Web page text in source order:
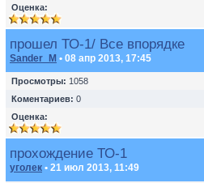
Оценка:
прошел ТО-1/ Все впорядке
Sander_M • 08 апр 2013, 17:45
Просмотры: 1058
Коментариев: 0
Оценка:
прохождение ТО-1
уголек • 21 июл 2013, 11:49